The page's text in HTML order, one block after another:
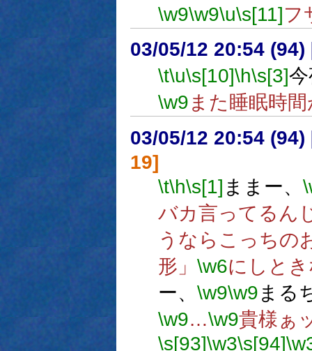
\w9\w9\u\s[11]フ
03/05/12 20:54 (94)
\t\u\s[10]\h\s[3]
\w9また睡眠時
03/05/12 20:54 (94)
19]
\t\h\s[1] ままー、
バカ言ってるん
うならこっちの
形」 \w6にしと
ー、 \w9\w9まる
\w9…\w9貴様ぁ
\s[93]\w3\s[94]